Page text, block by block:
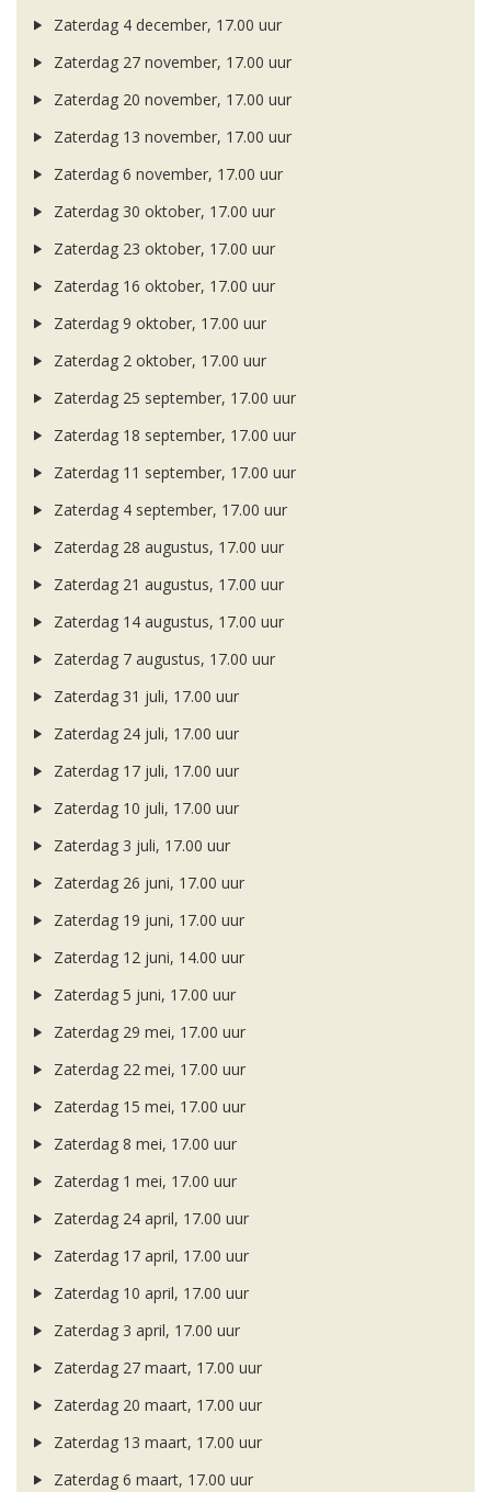
Zaterdag 4 december, 17.00 uur
Zaterdag 27 november, 17.00 uur
Zaterdag 20 november, 17.00 uur
Zaterdag 13 november, 17.00 uur
Zaterdag 6 november, 17.00 uur
Zaterdag 30 oktober, 17.00 uur
Zaterdag 23 oktober, 17.00 uur
Zaterdag 16 oktober, 17.00 uur
Zaterdag 9 oktober, 17.00 uur
Zaterdag 2 oktober, 17.00 uur
Zaterdag 25 september, 17.00 uur
Zaterdag 18 september, 17.00 uur
Zaterdag 11 september, 17.00 uur
Zaterdag 4 september, 17.00 uur
Zaterdag 28 augustus, 17.00 uur
Zaterdag 21 augustus, 17.00 uur
Zaterdag 14 augustus, 17.00 uur
Zaterdag 7 augustus, 17.00 uur
Zaterdag 31 juli, 17.00 uur
Zaterdag 24 juli, 17.00 uur
Zaterdag 17 juli, 17.00 uur
Zaterdag 10 juli, 17.00 uur
Zaterdag 3 juli, 17.00 uur
Zaterdag 26 juni, 17.00 uur
Zaterdag 19 juni, 17.00 uur
Zaterdag 12 juni, 14.00 uur
Zaterdag 5 juni, 17.00 uur
Zaterdag 29 mei, 17.00 uur
Zaterdag 22 mei, 17.00 uur
Zaterdag 15 mei, 17.00 uur
Zaterdag 8 mei, 17.00 uur
Zaterdag 1 mei, 17.00 uur
Zaterdag 24 april, 17.00 uur
Zaterdag 17 april, 17.00 uur
Zaterdag 10 april, 17.00 uur
Zaterdag 3 april, 17.00 uur
Zaterdag 27 maart, 17.00 uur
Zaterdag 20 maart, 17.00 uur
Zaterdag 13 maart, 17.00 uur
Zaterdag 6 maart, 17.00 uur